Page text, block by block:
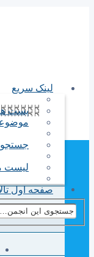
لینک سریع
پست
جستجو
لیست
صفحه اول